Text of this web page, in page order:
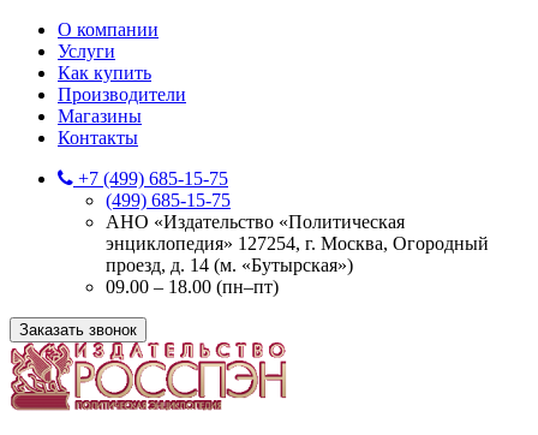
О компании
Услуги
Как купить
Производители
Магазины
Контакты
+7 (499) 685-15-75
(499) 685-15-75
АНО «Издательство «Политическая
энциклопедия» 127254, г. Москва, Огородный
проезд, д. 14 (м. «Бутырская»)
09.00 – 18.00 (пн–пт)
Заказать звонок